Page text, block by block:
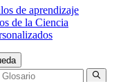
de aprendizaje
de la Ciencia